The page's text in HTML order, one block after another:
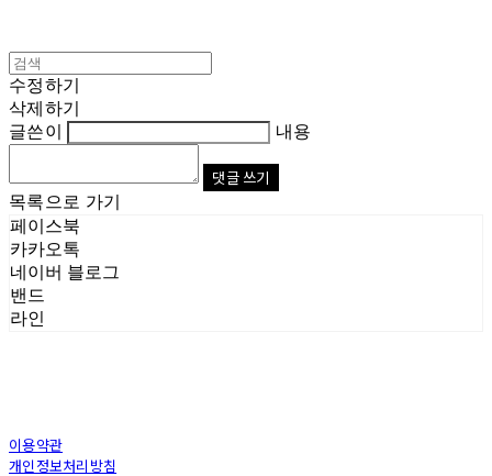
수정하기
삭제하기
글쓴이
내용
댓글 쓰기
목록으로 가기
페이스북
카카오톡
네이버 블로그
밴드
라인
이용약관
개인정보처리방침